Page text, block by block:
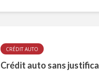
CRÉDIT AUTO
Crédit auto sans